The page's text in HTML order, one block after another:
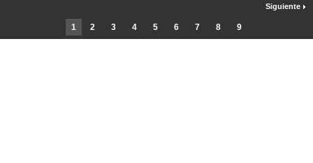
1 2 3 4 5 6 7 8 9
Siguiente